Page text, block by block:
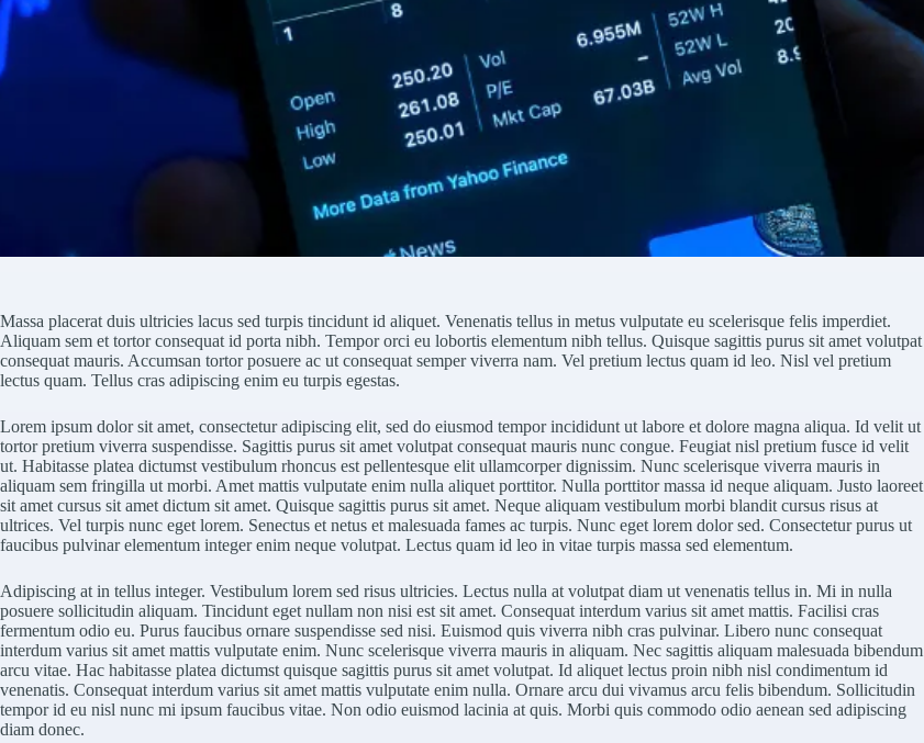
Massa placerat duis ultricies lacus sed turpis tincidunt id aliquet. Venenatis tellus in metus vulputate eu scelerisque felis imperdiet.
Aliquam sem et tortor consequat id porta nibh. Tempor orci eu lobortis elementum nibh tellus. Quisque sagittis purus sit amet volutpat
consequat mauris. Accumsan tortor posuere ac ut consequat semper viverra nam. Vel pretium lectus quam id leo. Nisl vel pretium
lectus quam. Tellus cras adipiscing enim eu turpis egestas.
Lorem ipsum dolor sit amet, consectetur adipiscing elit, sed do eiusmod tempor incididunt ut labore et dolore magna aliqua. Id velit ut
tortor pretium viverra suspendisse. Sagittis purus sit amet volutpat consequat mauris nunc congue. Feugiat nisl pretium fusce id velit
ut. Habitasse platea dictumst vestibulum rhoncus est pellentesque elit ullamcorper dignissim. Nunc scelerisque viverra mauris in
aliquam sem fringilla ut morbi. Amet mattis vulputate enim nulla aliquet porttitor. Nulla porttitor massa id neque aliquam. Justo laoreet
sit amet cursus sit amet dictum sit amet. Quisque sagittis purus sit amet. Neque aliquam vestibulum morbi blandit cursus risus at
ultrices. Vel turpis nunc eget lorem. Senectus et netus et malesuada fames ac turpis. Nunc eget lorem dolor sed. Consectetur purus ut
faucibus pulvinar elementum integer enim neque volutpat. Lectus quam id leo in vitae turpis massa sed elementum.
Adipiscing at in tellus integer. Vestibulum lorem sed risus ultricies. Lectus nulla at volutpat diam ut venenatis tellus in. Mi in nulla
posuere sollicitudin aliquam. Tincidunt eget nullam non nisi est sit amet. Consequat interdum varius sit amet mattis. Facilisi cras
fermentum odio eu. Purus faucibus ornare suspendisse sed nisi. Euismod quis viverra nibh cras pulvinar. Libero nunc consequat
interdum varius sit amet mattis vulputate enim. Nunc scelerisque viverra mauris in aliquam. Nec sagittis aliquam malesuada bibendum
arcu vitae. Hac habitasse platea dictumst quisque sagittis purus sit amet volutpat. Id aliquet lectus proin nibh nisl condimentum id
venenatis. Consequat interdum varius sit amet mattis vulputate enim nulla. Ornare arcu dui vivamus arcu felis bibendum. Sollicitudin
tempor id eu nisl nunc mi ipsum faucibus vitae. Non odio euismod lacinia at quis. Morbi quis commodo odio aenean sed adipiscing
diam donec.